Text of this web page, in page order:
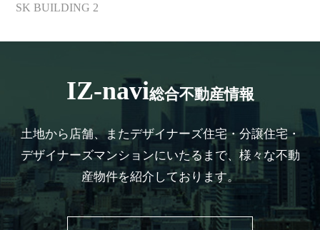
SK BUILDING 2
IZ-navi総合不動産情報
土地から店舗、またデザイナーズ住宅・分譲住宅・
デザイナーズマンションにいたるまで、様々な不動
産物件を紹介しております。